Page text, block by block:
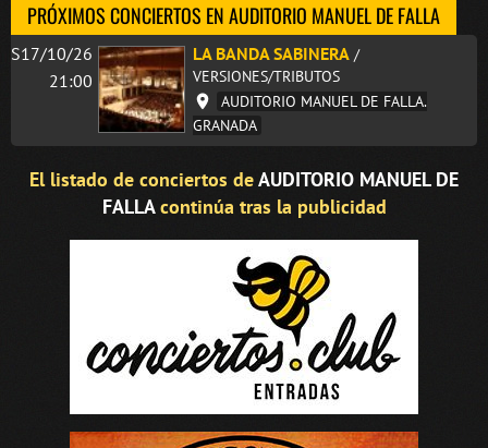
PRÓXIMOS CONCIERTOS EN AUDITORIO MANUEL DE FALLA
S17/10/26
21:00
LA BANDA SABINERA /
VERSIONES/TRIBUTOS
AUDITORIO MANUEL DE FALLA.
GRANADA
El listado de conciertos deAUDITORIO MANUEL DE
FALLAcontinúa tras la publicidad